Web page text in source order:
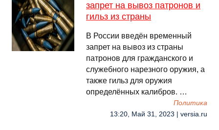
запрет на вывоз патронов и
гильз из страны
В России введён временный
запрет на вывоз из страны
патронов для гражданского и
служебного нарезного оружия, а
также гильз для оружия
определённых калибров. …
Политика
13:20, Май 31, 2023 | versia.ru